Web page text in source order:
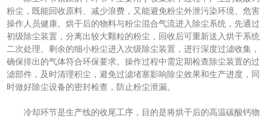
粉尘，既能回收原料、减少浪费，又能避免粉尘外泄污染环境、危害
操作人员健康。烘干后的物料与粉尘混合气流进入除尘系统，先通过
初级除尘装置，分离出较大颗粒的粉尘，回收后可重新送入烘干系统
二次处理。剩余的细小粉尘进入次级除尘装置，进行深度过滤收集，
确保排出的气体符合环保要求。操作过程中需定期检查除尘装置的过
滤部件，及时清理积尘，避免过滤堵塞影响除尘效果和生产进度，同
时做好除尘设备的密封检查，防止粉尘泄漏。
冷却环节是生产线的收尾工序，目的是将烘干后的高温碳酸钙物